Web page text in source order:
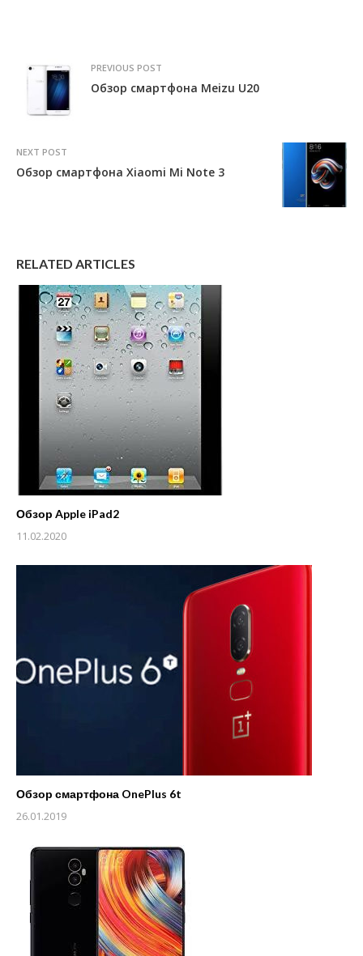
PREVIOUS POST
Обзор смартфона Meizu U20
NEXT POST
Обзор смартфона Xiaomi Mi Note 3
RELATED ARTICLES
Обзор Apple iPad2
11.02.2020
Обзор смартфона OnePlus 6t
26.01.2019